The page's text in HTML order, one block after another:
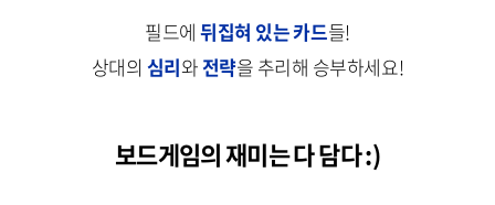
필드에뒤집혀 있는 카드들!
상대의 심리와전략을 추리해 승부하세요!
보드게임의 재미는 다 담다 :)